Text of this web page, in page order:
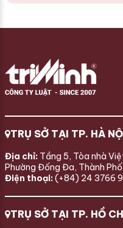
TRỤ SỞ TẠI TP. HÀ
Địa chỉ: Tầng 5, Tòa nhà
Phường Đống Đa, Thành Phố
Điện thoại: (+84) 24 3766
TRỤ SỞ TẠI TP. HỒ